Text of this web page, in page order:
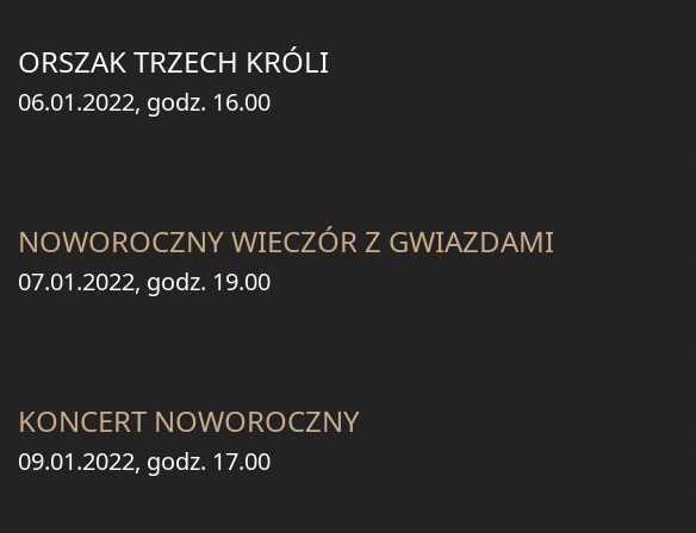
ORSZAK TRZECH KRÓLI
06.01.2022, godz. 16.00
NOWOROCZNY WIECZÓR Z GWIAZDAMI
07.01.2022, godz. 19.00
KONCERT NOWOROCZNY
09.01.2022, godz. 17.00